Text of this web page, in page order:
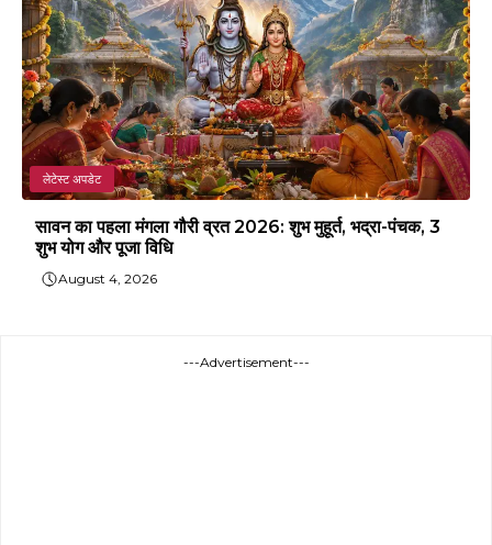
लेटेस्ट अपडेट
सावन का पहला मंगला गौरी व्रत 2026: शुभ मुहूर्त, भद्रा-पंचक, 3
शुभ योग और पूजा विधि
August 4, 2026
---Advertisement---